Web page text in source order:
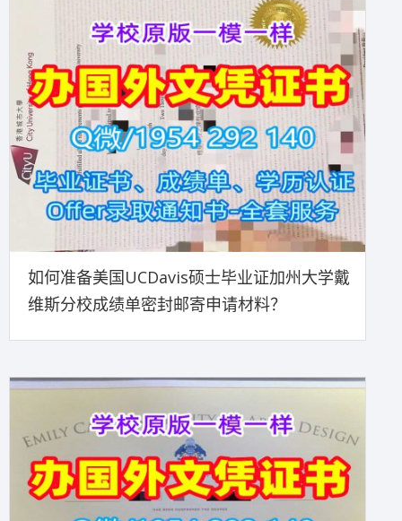
如何准备美国UCDavis硕士毕业证加州大学戴
维斯分校成绩单密封邮寄申请材料？